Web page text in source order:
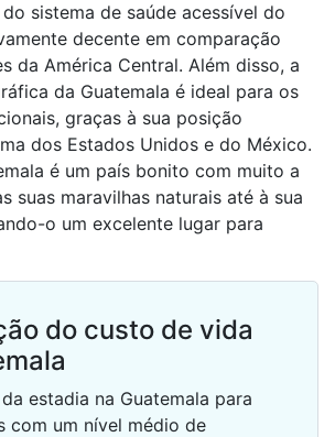
sistema de saúde acessível do
decente em comparação
da América Central. Além disso, a
da Guatemala é ideal para os
graças à sua posição
dos Estados Unidos e do México.
é um país bonito com muito a
suas maravilhas naturais até à sua
o um excelente lugar para
do custo de vida
estadia na Guatemala para
com um nível médio de